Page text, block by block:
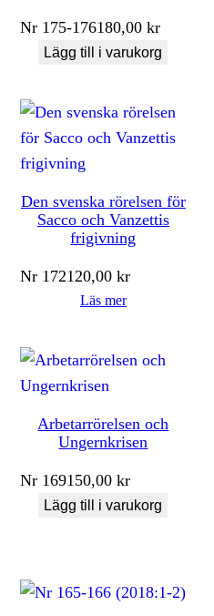
Nr 175-176180,00kr
Lägg till i varukorg
Den svenska rörelsen för
Sacco och Vanzettis
frigivning
Nr 172120,00kr
Läs mer
Arbetarrörelsen och
Ungernkrisen
Nr 169150,00kr
Lägg till i varukorg